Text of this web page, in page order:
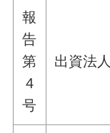
報
告
第
4
号
出資法